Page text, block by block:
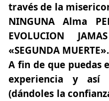
través de la
NINGUNA Alma
EVOLUCION
«SEGUNDA MUERTE».
A fin de que puedas
experiencia y así
(dándoles la